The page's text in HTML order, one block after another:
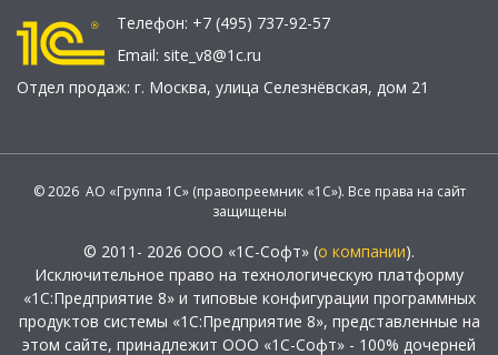
Телефон: +7 (495) 737-92-57
Email: site_v8@1c.ru
Отдел продаж: г. Москва, улица Селезнёвская, дом 21
© 2026 АО «Группа 1С» (правопреемник «1С»). Все права на сайт
защищены
© 2011- 2026 ООО «1С-Софт» (о компании).
Исключительное право на технологическую платформу
«1С:Предприятие 8» и типовые конфигурации программных
продуктов системы «1С:Предприятие 8», представленные на
этом сайте, принадлежит ООО «1С-Софт» - 100% дочерней